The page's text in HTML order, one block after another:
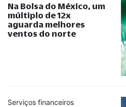
Na Bolsa do México, um
múltiplo de 12x
aguarda melhores
ventos do norte
Serviços financeiros